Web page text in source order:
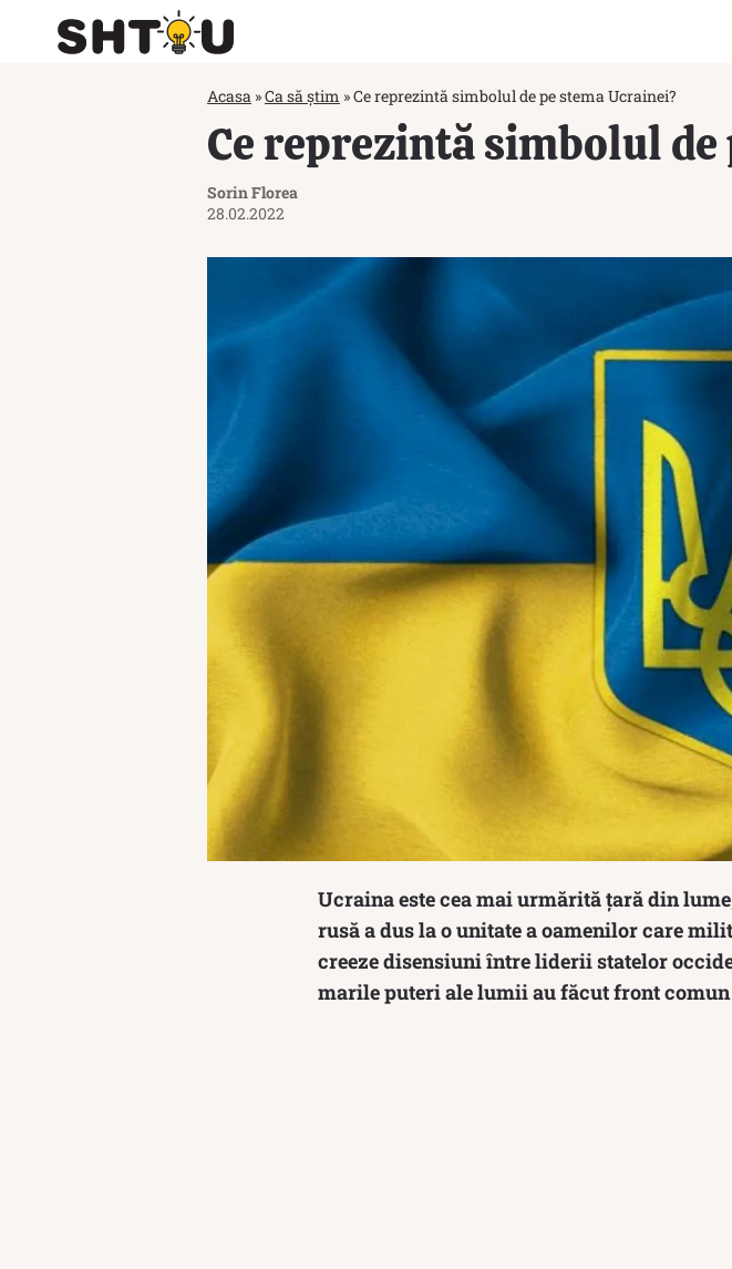
Acasa »Ca să știm »Ce reprezintă simbolul de pe stema Ucrainei?
Ce reprezintă simbolul de
Sorin Florea
28.02.2022
Ucraina este cea mai urmărită țară din
rusă a dus la o unitate a oamenilor care
creeze disensiuni între liderii statelor
marile puteri ale lumii au făcut front